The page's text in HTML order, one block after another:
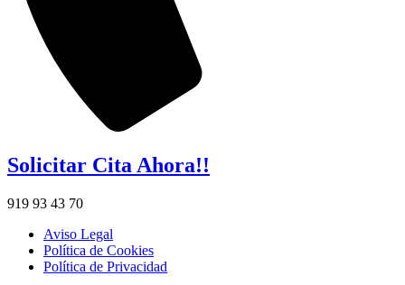
Solicitar Cita Ahora!!
919 93 43 70
Aviso Legal
Política de Cookies
Política de Privacidad